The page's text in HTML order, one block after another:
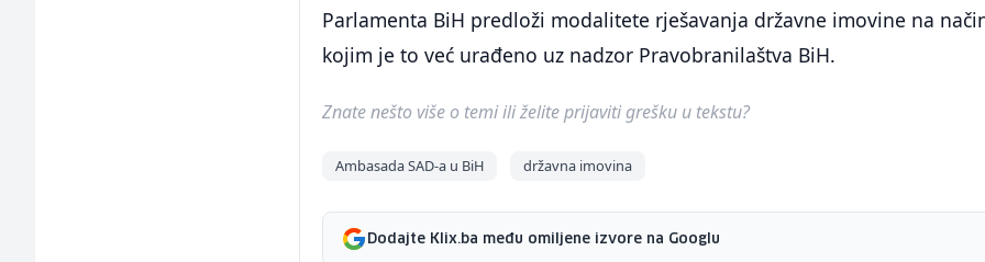
Parlamenta BiH predloži modalitete rješavanja državne imovine na
kojim je to već urađeno uz nadzor Pravobranilaštva BiH.
Znate nešto više o temi ili želite prijaviti grešku u tekstu?
Ambasada SAD-a u BiH državna imovina
Dodajte Klix.ba među omiljene izvore na Googlu